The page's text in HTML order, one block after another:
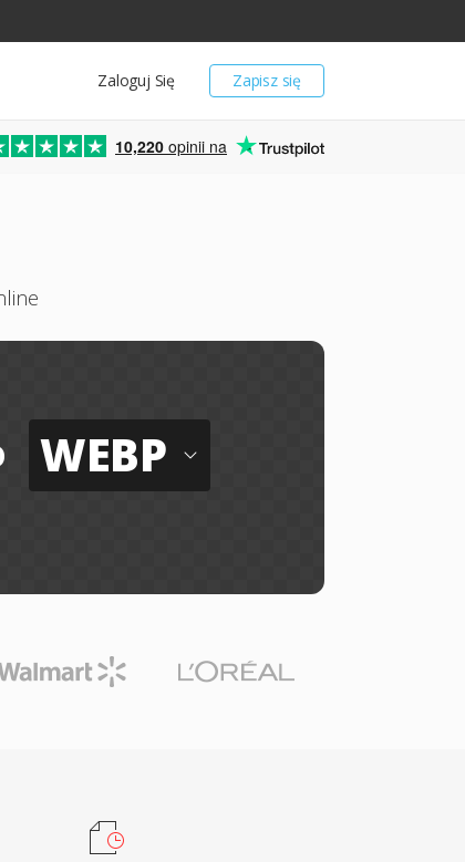
Zapisz się
Zaloguj Się
10,220 opinii na
WEBP